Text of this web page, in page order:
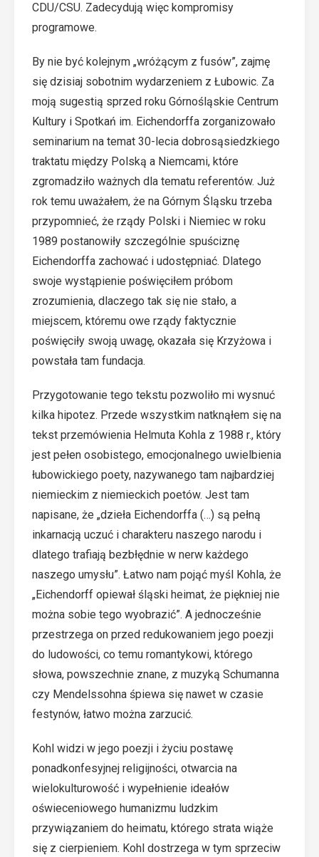
CDU/CSU. Zadecydują więc kompromisy
programowe.
By nie być kolejnym „wróżącym z fusów”, zajmę
się dzisiaj sobotnim wydarzeniem z Łubowic. Za
moją sugestią sprzed roku Górnośląskie Centrum
Kultury i Spotkań im. Eichendorffa zorganizowało
seminarium na temat 30-lecia dobrosąsiedzkiego
traktatu między Polską a Niemcami, które
zgromadziło ważnych dla tematu referentów. Już
rok temu uważałem, że na Górnym Śląsku trzeba
przypomnieć, że rządy Polski i Niemiec w roku
1989 postanowiły szczególnie spuściznę
Eichendorffa zachować i udostępniać. Dlatego
swoje wystąpienie poświęciłem próbom
zrozumienia, dlaczego tak się nie stało, a
miejscem, któremu owe rządy faktycznie
poświęciły swoją uwagę, okazała się Krzyżowa i
powstała tam fundacja.
Przygotowanie tego tekstu pozwoliło mi wysnuć
kilka hipotez. Przede wszystkim natknąłem się na
tekst przemówienia Helmuta Kohla z 1988 r., który
jest pełen osobistego, emocjonalnego uwielbienia
łubowickiego poety, nazywanego tam najbardziej
niemieckim z niemieckich poetów. Jest tam
napisane, że „dzieła Eichendorffa (…) są pełną
inkarnacją uczuć i charakteru naszego narodu i
dlatego trafiają bezbłędnie w nerw każdego
naszego umysłu”. Łatwo nam pojąć myśl Kohla, że
„Eichendorff opiewał śląski heimat, że piękniej nie
można sobie tego wyobrazić”. A jednocześnie
przestrzega on przed redukowaniem jego poezji
do ludowości, co temu romantykowi, którego
słowa, powszechnie znane, z muzyką Schumanna
czy Mendelssohna śpiewa się nawet w czasie
festynów, łatwo można zarzucić.
Kohl widzi w jego poezji i życiu postawę
ponadkonfesyjnej religijności, otwarcia na
wielokulturowość i wypełnienie ideałów
oświeceniowego humanizmu ludzkim
przywiązaniem do heimatu, którego strata wiąże
się z cierpieniem. Kohl dostrzega w tym sprzeciw